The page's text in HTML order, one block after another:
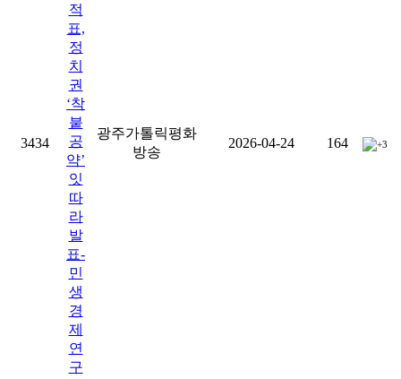
3434
적
표,
정
치
권
‘착
붙
공
약’
잇
따
라
발
표-
민
생
경
제
연
구
광주가톨릭평화
방송
2026-04-24 164 +3